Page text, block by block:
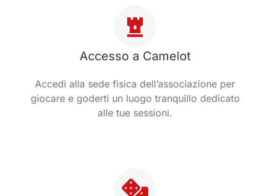
Accesso a Camelot
Accedi alla sede fisica dell’associazione per
giocare e goderti un luogo tranquillo dedicato
alle tue sessioni.